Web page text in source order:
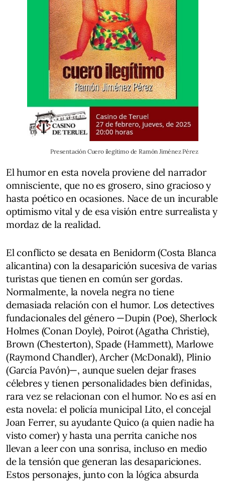
Presentación Cuero ilegítimo de Ramón Jiménez Pérez
El humor en esta novela proviene del narrador
omnisciente, que no es grosero, sino gracioso y
hasta poético en ocasiones. Nace de un incurable
optimismo vital y de esa visión entre surrealista y
mordaz de la realidad.
El conflicto se desata en Benidorm (Costa Blanca
alicantina) con la desaparición sucesiva de varias
turistas que tienen en común ser gordas.
Normalmente, la novela negra no tiene
demasiada relación con el humor. Los detectives
fundacionales del género —Dupin (Poe), Sherlock
Holmes (Conan Doyle), Poirot (Agatha Christie),
Brown (Chesterton), Spade (Hammett), Marlowe
(Raymond Chandler), Archer (McDonald), Plinio
(García Pavón)—, aunque suelen dejar frases
célebres y tienen personalidades bien definidas,
rara vez se relacionan con el humor. No es así en
esta novela: el policía municipal Lito, el concejal
Joan Ferrer, su ayudante Quico (a quien nadie ha
visto comer) y hasta una perrita caniche nos
llevan a leer con una sonrisa, incluso en medio
de la tensión que generan las desapariciones.
Estos personajes, junto con la lógica absurda